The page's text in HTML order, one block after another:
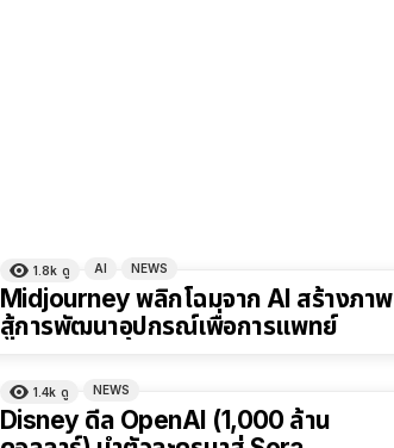
1.8k ดู AI NEWS
Midjourney พลิกโฉมจาก AI สร้างภาพ
สู้การพัฒนาอุปกรณ์เพื่อการแพทย์
1.4k ดู NEWS
Disney ดีล OpenAI (1,000 ล้าน